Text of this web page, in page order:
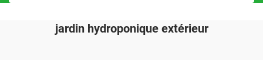
jardin hydroponique extérieur